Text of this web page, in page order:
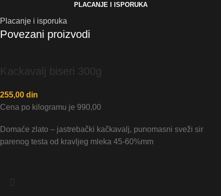
PLACANJE I ISPORUKA
Placanje i isporuka
Povezani proizvodi
Kackavalj biseri 300g
255,00 din
Cena po kilogramu je 990,00
Domaće zlato – jastrebački kačkavalj, punomasni sveži sir
parenog testa od kravljeg mleka 45-60%mm